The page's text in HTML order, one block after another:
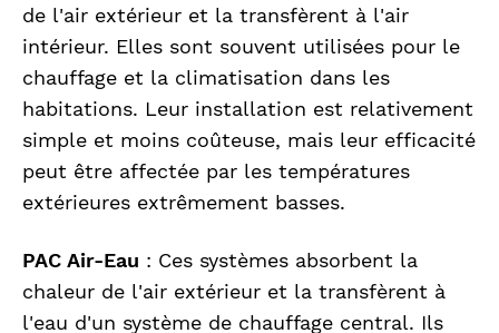
de l'air extérieur et la transfèrent à l'air
intérieur. Elles sont souvent utilisées pour le
chauffage et la climatisation dans les
habitations. Leur installation est relativement
simple et moins coûteuse, mais leur efficacité
peut être affectée par les températures
extérieures extrêmement basses.
PAC Air-Eau : Ces systèmes absorbent la
chaleur de l'air extérieur et la transfèrent à
l'eau d'un système de chauffage central. Ils